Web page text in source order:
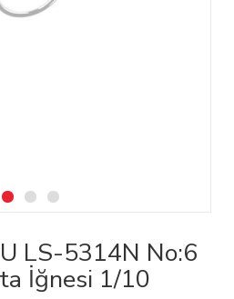
LS-5314N No:6
İğnesi 1/10